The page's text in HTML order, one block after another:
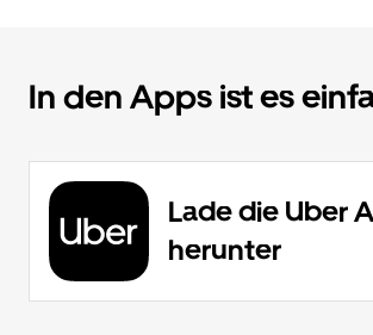
In den Apps ist es
Lade die Uber
herunter